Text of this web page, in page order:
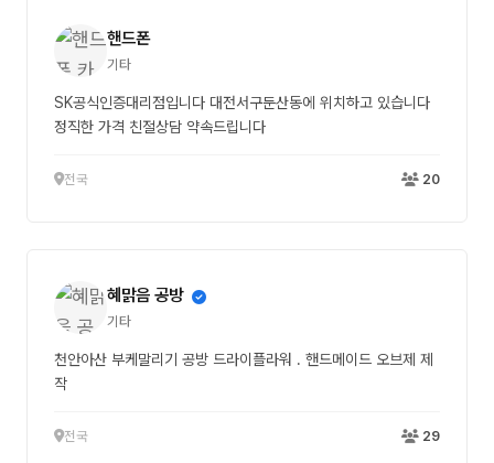
핸드폰
기타
SK공식인증대리점입니다 대전서구둔산동에 위치하고 있습니다
정직한 가격 친절상담 약속드립니다
전국 20
혜맑음 공방
기타
천안아산 부케말리기 공방 드라이플라워 . 핸드메이드 오브제 제
작
전국 29